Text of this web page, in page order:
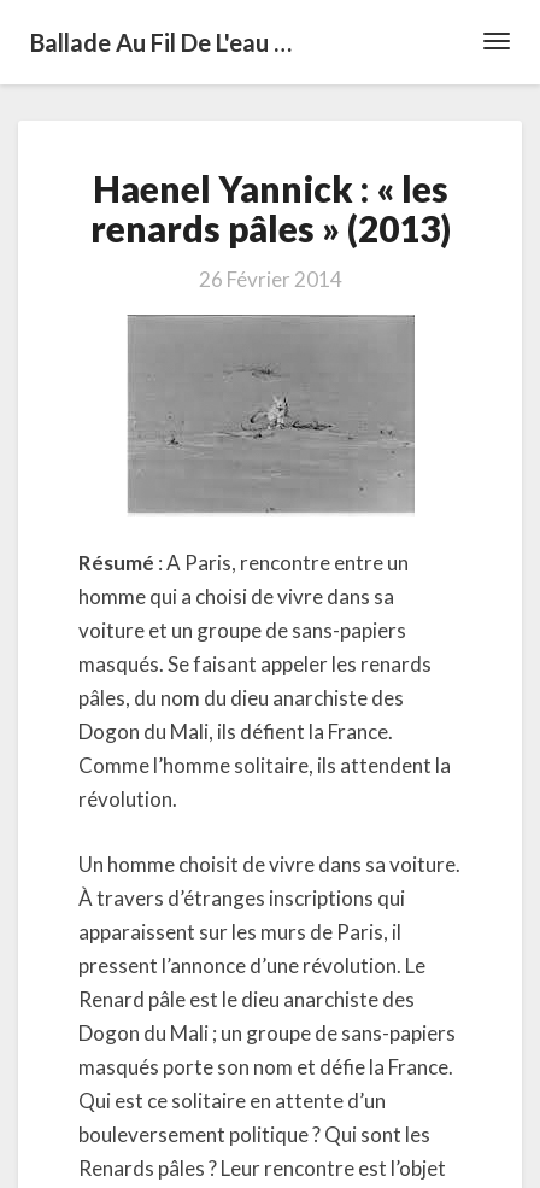
Ballade Au Fil De L'eau …
Yannick
:
« les
pâles »
(2013)
Haenel Yannick : « les
renards pâles » (2013)
26 Février 2014
Résumé : A Paris, rencontre entre un
homme qui a choisi de vivre dans sa
voiture et un groupe de sans-papiers
masqués. Se faisant appeler les renards
pâles, du nom du dieu anarchiste des
Dogon du Mali, ils défient la France.
Comme l’homme solitaire, ils attendent la
révolution.
Un homme choisit de vivre dans sa voiture.
À travers d’étranges inscriptions qui
apparaissent sur les murs de Paris, il
pressent l’annonce d’une révolution. Le
Renard pâle est le dieu anarchiste des
Dogon du Mali ; un groupe de sans-papiers
masqués porte son nom et défie la France.
Qui est ce solitaire en attente d’un
bouleversement politique ? Qui sont les
Renards pâles ? Leur rencontre est l’objet